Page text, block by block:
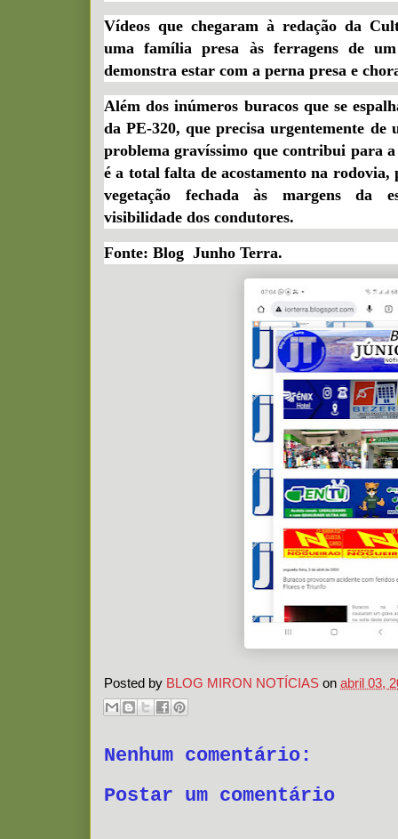
Vídeos que chegaram à redação da
uma família presa às ferragens de
demonstra estar com a perna presa e
Além dos inúmeros buracos que se
da PE-320, que precisa urgentemente de
problema gravíssimo que contribui para
é a total falta de acostamento na rodovia,
vegetação fechada às margens da
visibilidade dos condutores.
Fonte: Blog Junho Terra.
Posted by BLOG MIRON NOTÍCIAS on abril 03,
Nenhum comentário:
Postar um comentário